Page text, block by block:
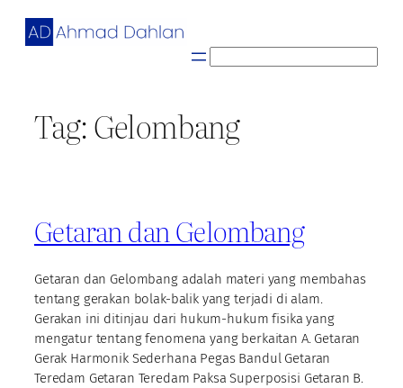
Skip
c
Tag:Gelombang
Getaran dan Gelombang
Getaran dan Gelombang adalah materi yang membahas
tentang gerakan bolak-balik yang terjadi di alam.
Gerakan ini ditinjau dari hukum-hukum fisika yang
mengatur tentang fenomena yang berkaitan A. Getaran
Gerak Harmonik Sederhana Pegas Bandul Getaran
Teredam Getaran Teredam Paksa Superposisi Getaran B.